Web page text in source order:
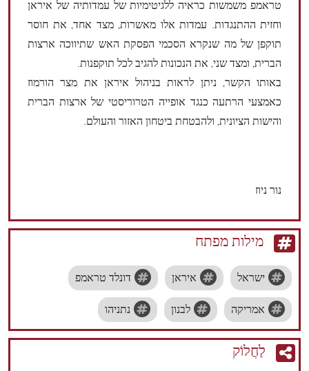
טראמפ משמשות כראיה ללגיטימיות של עמדותיה של איראן
וחזית ההתנגדות. עמדות אלו מאשרות, מצד אחד, את חוסר
תוקפן של מה שנקרא הסכמי הפסקת האש שתיווכה ארצות
הברית, ומצד שני, את הנכונות להגיב לכל תוקפנות.
באותו הקשר, ניתן לראות בניהול איראן את מצר הורמוז
כאמצעי הרתעה כנגד אופייה הטרוריסטי של ארצות הברית
והישות הציונית, ולהבטחת ביטחון האזור והעולם.
נור ניוז
מילות מפתח
ישראל איראן דונלד טראמפ
אמריקה לבנון נתניהו
לַחֲלוֹק